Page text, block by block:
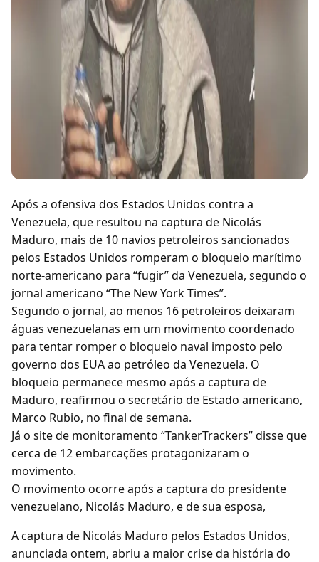
Após a ofensiva dos Estados Unidos contra a
Venezuela, que resultou na captura de Nicolás
Maduro, mais de 10 navios petroleiros sancionados
pelos Estados Unidos romperam o bloqueio marítimo
norte-americano para “fugir” da Venezuela, segundo o
jornal americano “The New York Times”.
Segundo o jornal, ao menos 16 petroleiros deixaram
águas venezuelanas em um movimento coordenado
para tentar romper o bloqueio naval imposto pelo
governo dos EUA ao petróleo da Venezuela. O
bloqueio permanece mesmo após a captura de
Maduro, reafirmou o secretário de Estado americano,
Marco Rubio, no final de semana.
Já o site de monitoramento “TankerTrackers” disse que
cerca de 12 embarcações protagonizaram o
movimento.
O movimento ocorre após a captura do presidente
venezuelano, Nicolás Maduro, e de sua esposa,
A captura de Nicolás Maduro pelos Estados Unidos,
anunciada ontem, abriu a maior crise da história do